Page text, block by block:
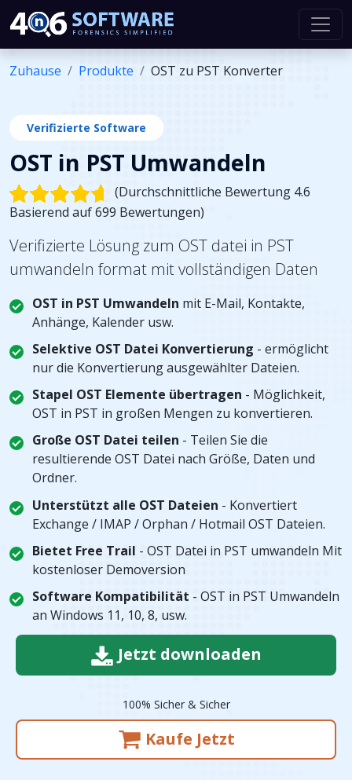
Zuhause Produkte OST zu PST Konverter
Verifizierte Software
OST in PST Umwandeln
(Durchschnittliche Bewertung 4.6
Basierend auf 699 Bewertungen)
Verifizierte Lösung zum OST datei in PST
umwandeln format mit vollständigen Daten
OST in PST Umwandeln mit E-Mail, Kontakte,
Anhänge, Kalender usw.
Selektive OST Datei Konvertierung - ermöglicht
nur die Konvertierung ausgewählter Dateien.
Stapel OST Elemente übertragen - Möglichkeit,
OST in PST in großen Mengen zu konvertieren.
Große OST Datei teilen - Teilen Sie die
resultierende OST Datei nach Größe, Daten und
Ordner.
Unterstützt alle OST Dateien - Konvertiert
Exchange / IMAP / Orphan / Hotmail OST Dateien.
Bietet Free Trail - OST Datei in PST umwandeln Mit
kostenloser Demoversion
Software Kompatibilität - OST in PST Umwandeln
an Windows 11, 10, 8, usw.
Jetzt downloaden
100% Sicher & Sicher
Kaufe Jetzt